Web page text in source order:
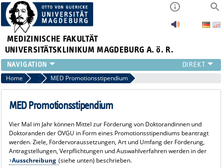
MEDIZINISCHE FAKULTÄT
UNIVERSITÄTSKLINIKUM MAGDEBURG A. ö. R.
INSTITUTE
KLINIKEN
ZENTRALE EINRICHTUNGEN
PRESSE
ÜBER UNS
INTERNATIONAL
INTRANET
Home Ausschreibungen für den wissenschaftlichen Nachwuchs
MED Promotionsstipendium
MED Promotionsstipendium
Vier Mal im Jahr können Mittel zur Förderung von Doktorandinnen und
Doktoranden der OVGU in Form eines Promotionsstipendiums beantragt
werden. Ziele, Fördervoraussetzungen, Art und Umfang der Förderung,
Antragstellungen, Verpflichtungen und Auswahlverfahren werden in der
Ausschreibung (siehe unten) beschrieben.